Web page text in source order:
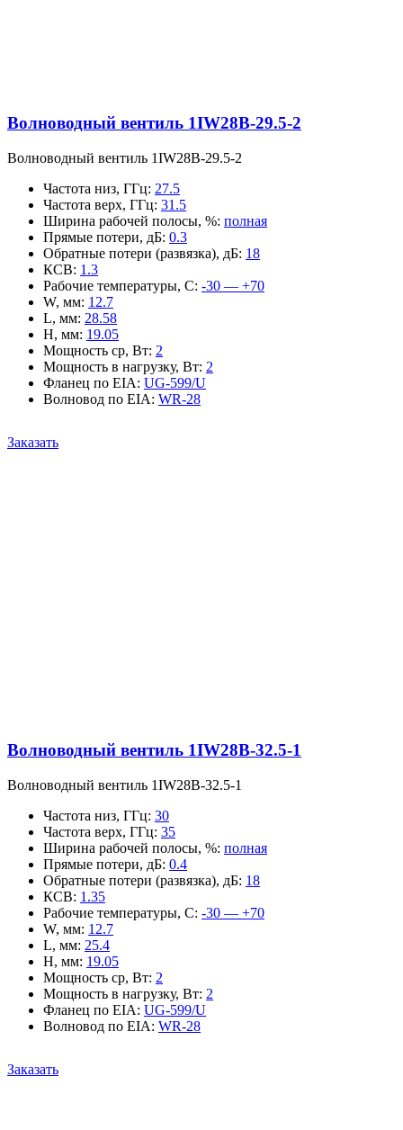
Волноводный вентиль 1IW28B-29.5-2
Волноводный вентиль 1IW28B-29.5-2
Частота низ, ГГц: 27.5
Частота верх, ГГц: 31.5
Ширина рабочей полосы, %: полная
Прямые потери, дБ: 0.3
Обратные потери (развязка), дБ: 18
КСВ: 1.3
Рабочие температуры, С: -30 — +70
W, мм: 12.7
L, мм: 28.58
H, мм: 19.05
Мощность ср, Вт: 2
Мощность в нагрузку, Вт: 2
Фланец по EIA: UG-599/U
Волновод по EIA: WR-28
Заказать
Волноводный вентиль 1IW28B-32.5-1
Волноводный вентиль 1IW28B-32.5-1
Частота низ, ГГц: 30
Частота верх, ГГц: 35
Ширина рабочей полосы, %: полная
Прямые потери, дБ: 0.4
Обратные потери (развязка), дБ: 18
КСВ: 1.35
Рабочие температуры, С: -30 — +70
W, мм: 12.7
L, мм: 25.4
H, мм: 19.05
Мощность ср, Вт: 2
Мощность в нагрузку, Вт: 2
Фланец по EIA: UG-599/U
Волновод по EIA: WR-28
Заказать